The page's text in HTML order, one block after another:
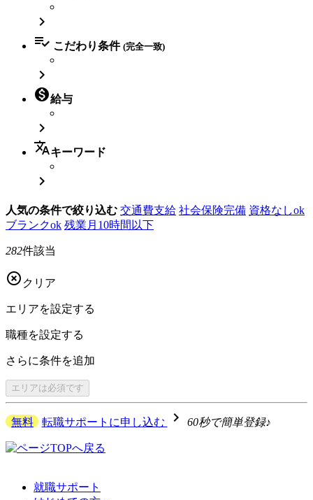

 こだわり条件 (完全一致)

給与

translateキーワード

人気の条件で絞り込む 交通費支給 社会保険完備 資格なしok
ブランクok 残業月10時間以下
282件該当
 クリア
エリアを設定する
職種を設定する
さらに条件を追加
エリアは必須です
無料 転職サポートに申し込む navigate_next 60秒で簡単登録♪
就職サポート